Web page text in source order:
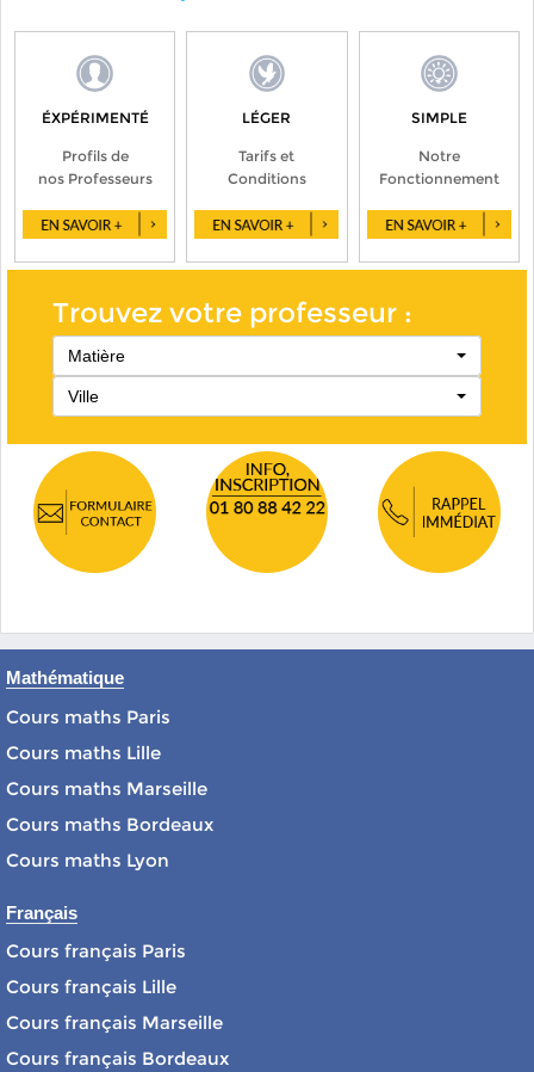
ÉXPÉRIMENTÉ
Profils de
nos Professeurs
LÉGER
Tarifs et
Conditions
SIMPLE
Notre
Fonctionnement
Trouvez votre professeur :
Matière
Ville
Mathématique
Cours maths Paris
Cours maths Lille
Cours maths Marseille
Cours maths Bordeaux
Cours maths Lyon
Français
Cours français Paris
Cours français Lille
Cours français Marseille
Cours français Bordeaux